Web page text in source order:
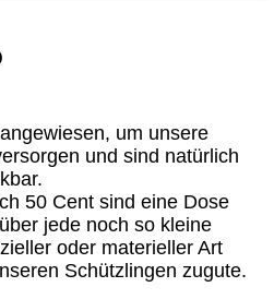
um unsere
und sind natürlich
50 Cent sind eine Dose
jede noch so kleine
oder materieller Art
Schützlingen zugute.